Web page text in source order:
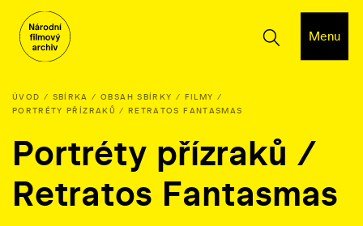
Menu
ÚVOD SBÍRKA OBSAH SBÍRKY
FILMY
PORTRÉTY PŘÍZRAKŮ / RETRATOS FANTASMAS
Portréty přízraků /
Retratos Fantasmas